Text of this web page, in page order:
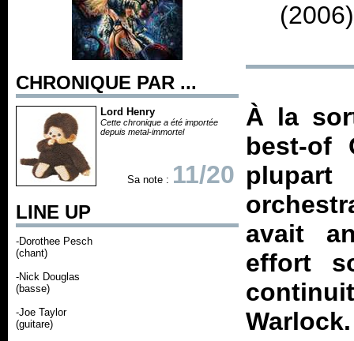
CHRONIQUE PAR ...
Lord Henry
Cette chronique a été importée
depuis metal-immortel
Sa note : 11/20
LINE UP
-Dorothee Pesch
(chant)
-Nick Douglas
(basse)
-Joe Taylor
(guitare)
À la
best-of
avait
effort